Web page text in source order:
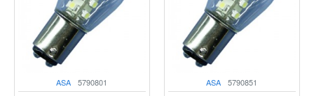
ASA 5790801 ASA 5790851